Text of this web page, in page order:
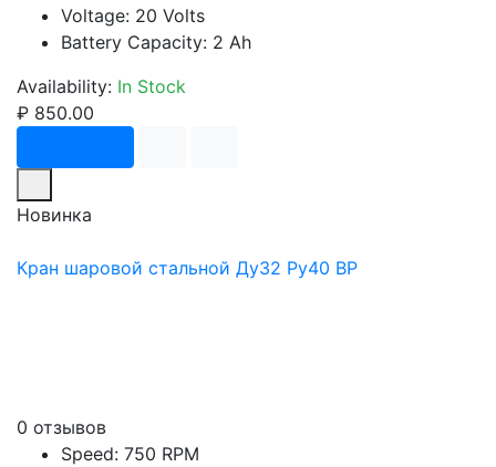
Voltage: 20 Volts
Battery Capacity: 2 Ah
Availability: In Stock
₽ 850.00
Новинка
Кран шаровой стальной Ду32 Ру40 ВР
0 отзывов
Speed: 750 RPM